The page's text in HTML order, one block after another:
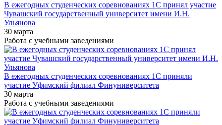
В ежегодных студенческих соревнованиях 1С принял участие
Чувашский государственный университет имени И.Н.
Ульянова
30 марта
Работа с учебными заведениями
В ежегодных студенческих соревнованиях 1С приняли
участие Уфимский филиал Финуниверситета
30 марта
Работа с учебными заведениями